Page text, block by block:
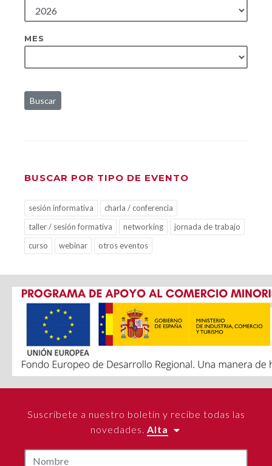
MES
Buscar
BUSCAR POR TIPO DE EVENTO
sesión informativa
charla / conferencia
taller / sesión formativa
networking
jornada de trabajo
curso
webinar otros eventos
Suscríbete a nuestro boletín y recibe todas las
novedades. Alta